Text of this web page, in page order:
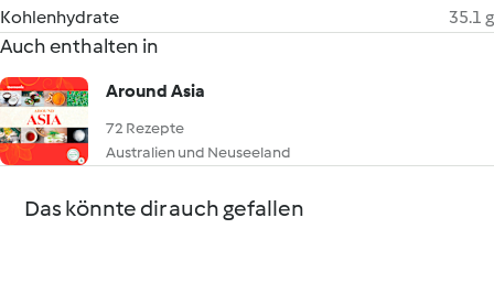
Kohlenhydrate
35.1 g
Auch enthalten in
Around Asia
72 Rezepte
Australien und Neuseeland
Das könnte dir auch gefallen